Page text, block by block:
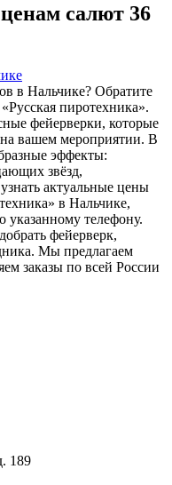
салют 36
в Нальчике? Обратите
пиротехника».
фейерверки, которые
вашем мероприятии. В
эффекты:
звёзд,
актуальные цены
в Нальчике,
указанному телефону.
фейерверк,
Мы предлагаем
заказы по всей России
189